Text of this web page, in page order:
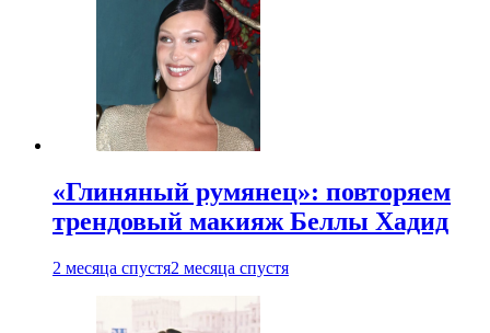
«Глиняный румянец»: повторяем
трендовый макияж Беллы Хадид
2 месяца спустя2 месяца спустя